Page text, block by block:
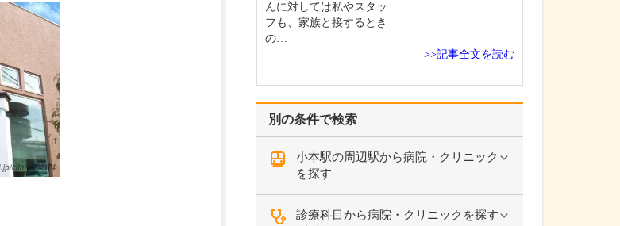
別の条件で検索
小本駅の周辺駅から病院・クリニック
を探す
診療科目から病院・クリニックを探す
んに対しては私やスタッ
フも、家族と接するとき
の…
>>記事全文を読む
器をはじめ、ファイバー
スコープ(内視鏡)、血…